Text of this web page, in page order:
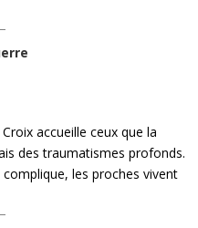
accueille ceux que la
des traumatismes profonds.
les proches vivent